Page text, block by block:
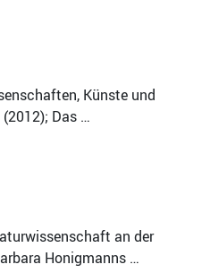
Künste und
Das …
an der
Honigmanns …